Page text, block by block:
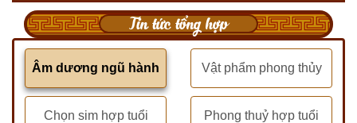
Tin tức tổng hợp
Âm dương ngũ hành Vật phẩm phong thủy
Chọn sim hợp tuổi Phong thuỷ hợp tuổi